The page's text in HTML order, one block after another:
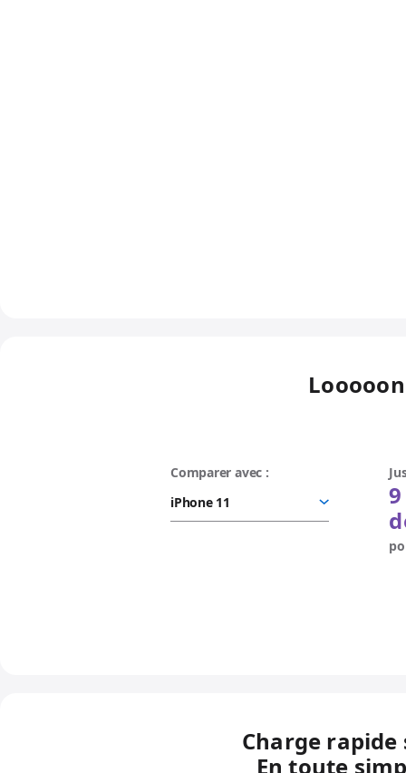
Comparer avec :
Charge rapide
En toute